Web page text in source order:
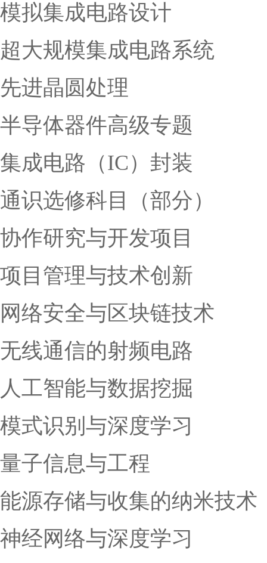
模拟集成电路设计
超大规模集成电路系统
先进晶圆处理
半导体器件高级专题
集成电路（IC）封装
通识选修科目（部分）
协作研究与开发项目
项目管理与技术创新
网络安全与区块链技术
无线通信的射频电路
人工智能与数据挖掘
模式识别与深度学习
量子信息与工程
能源存储与收集的纳米技术
神经网络与深度学习